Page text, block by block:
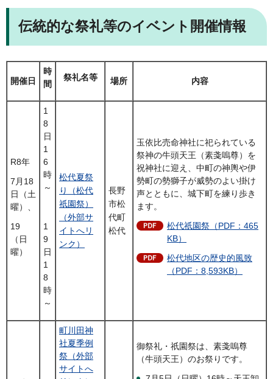
伝統的な祭礼等のイベント開催情報
開催日
時
間
祭礼名等 場所 内容
R8年
7月18
日（土
曜）、
19
（日
曜）
1
8
日
1
6
時
～
1
9
日
1
8
時
～
松代夏祭
り（松代
祇園祭）
（外部サ
イトへリ
ンク）
長野
市松
代町
松代
玉依比売命神社に祀られている
祭神の牛頭天王（素戔嗚尊）を
祝神社に迎え、中町の神輿や伊
勢町の勢獅子が威勢のよい掛け
声とともに、城下町を練り歩き
ます。
松代祇園祭（PDF：465
KB）
松代地区の歴史的風致
（PDF：8,593KB）
町川田神
社夏季例
祭（外部
サイトへ
御祭礼・祇園祭は、素戔嗚尊
（牛頭天王）のお祭りです。